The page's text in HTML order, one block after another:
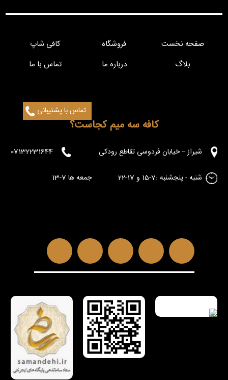
تماس با پشتیبانی
صفحه نخست فروشگاه
کافی شاپ
بلاگ
درباره ما تماس با ما
کافه سه میم کجاست؟
شیراز – خیابان فردوسی تقاطع رودکی 07132231644
شنبه - پنجشنبه :7-15 و 17-22 جمعه ها 7-13